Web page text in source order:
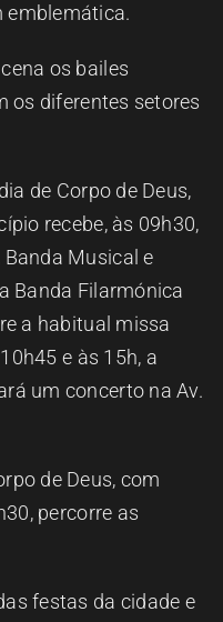
emblemática.
os bailes
os diferentes setores
de Corpo de Deus,
recebe, às 09h30,
Musical e
Banda Filarmónica
a habitual missa
e às 15h, a
um concerto na Av.
de Deus, com
percorre as
festas da cidade e